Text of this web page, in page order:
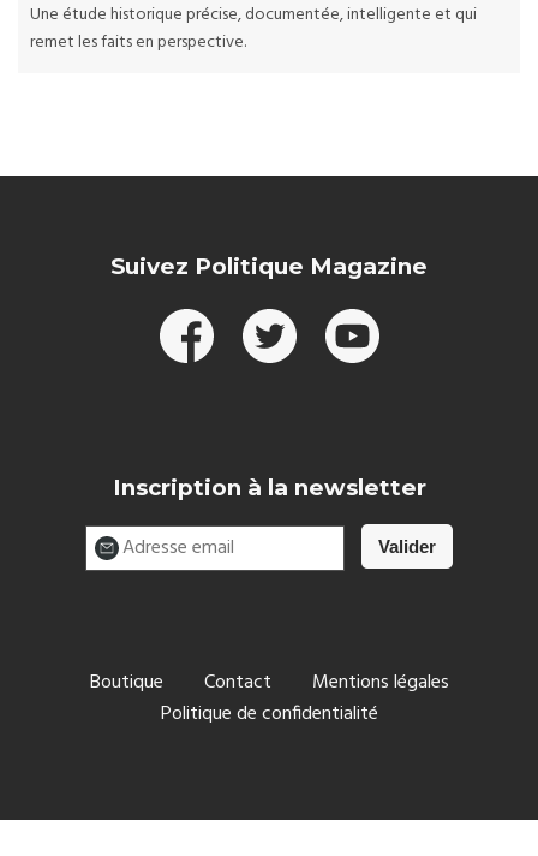
Une étude historique précise, documentée, intelligente et qui
remet les faits en perspective.
Suivez Politique Magazine
Inscription à la newsletter
Boutique Contact
Mentions légales
Politique de confidentialité